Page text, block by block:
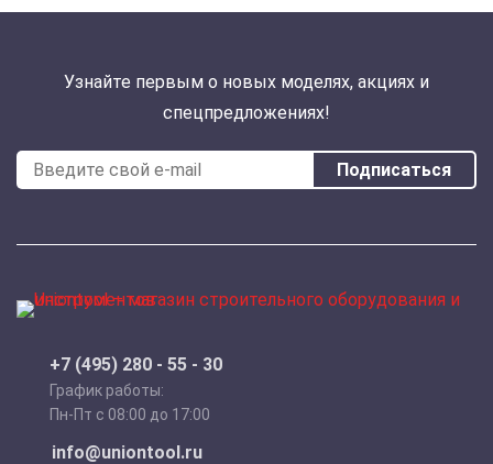
Узнайте первым о новых моделях, акциях и
спецпредложениях!
Подписаться
+7 (495) 280 - 55 - 30
График работы:
Пн-Пт с 08:00 до 17:00
info@uniontool.ru